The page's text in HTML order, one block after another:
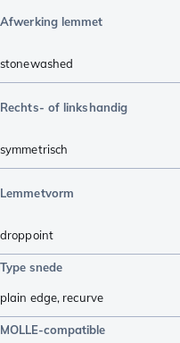
Afwerking lemmet
stonewashed
Rechts- of linkshandig
symmetrisch
Lemmetvorm
droppoint
Type snede
plain edge, recurve
MOLLE-compatible